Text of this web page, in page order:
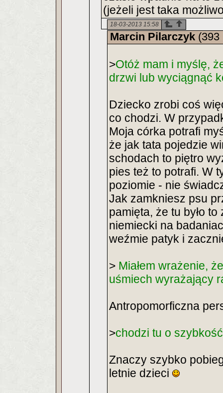
(jeżeli jest taka
18-03-2013 15:58
Marcin Pilarczyk (393
>Otóż mam i myślę,
drzwi lub wyciągnąć
Dziecko zrobi coś
co chodzi. W
Moja córka potrafi
że jak tata pojedzie
schodach to piętro
pies też to potrafi. W
poziomie - nie
Jak zamkniesz psu
pamięta, że tu było
niemiecki na
weźmie patyk i
> Miałem wrażenie,
uśmiech wyrażający
Antropomorficzna
>chodzi tu o
Znaczy szybko
letnie dzieci